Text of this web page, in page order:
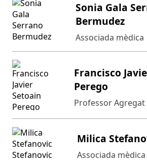
Sonia Gala
Bermudez
Associada mèdica
Francisco
Perego
Professor Agregat
Milica
Associada mèdica